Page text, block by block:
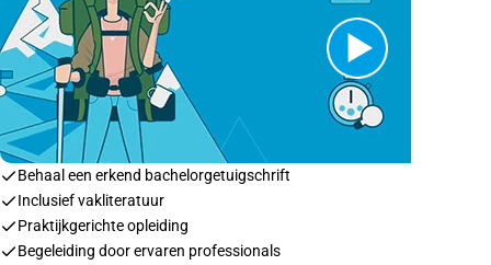
Behaal een erkend bachelorgetuigschrift
Inclusief vakliteratuur
Praktijkgerichte opleiding
Begeleiding door ervaren professionals